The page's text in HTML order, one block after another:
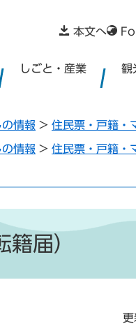
本文へ
しごと・産業 観
の情報 > 住民票・戸籍・
の情報 > 住民票・戸籍・
届）